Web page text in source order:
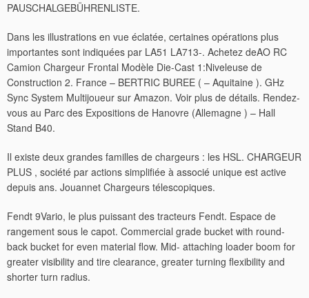
PAUSCHALGEBÜHRENLISTE.
Dans les illustrations en vue éclatée, certaines opérations plus
importantes sont indiquées par LA51 LA713-. Achetez deAO RC
Camion Chargeur Frontal Modèle Die-Cast 1:Niveleuse de
Construction 2. France – BERTRIC BUREE ( – Aquitaine ). GHz
Sync System Multijoueur sur Amazon. Voir plus de détails. Rendez-
vous au Parc des Expositions de Hanovre (Allemagne ) – Hall
Stand B40.
Il existe deux grandes familles de chargeurs : les HSL. CHARGEUR
PLUS , société par actions simplifiée à associé unique est active
depuis ans. Jouannet Chargeurs télescopiques.
Fendt 9Vario, le plus puissant des tracteurs Fendt. Espace de
rangement sous le capot. Commercial grade bucket with round-
back bucket for even material flow. Mid- attaching loader boom for
greater visibility and tire clearance, greater turning flexibility and
shorter turn radius.